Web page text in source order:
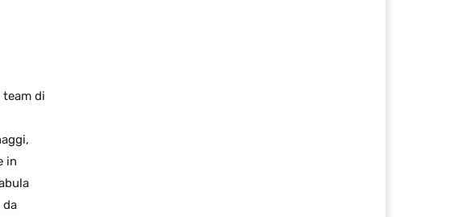
team di
in
da